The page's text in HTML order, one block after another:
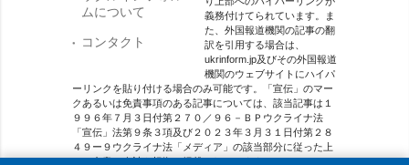
ムについて
コンタクト
義務付けてられています。ま
た、外国報道機関の記事の翻
訳を引用する場合は、
ukrinform.jp及びその外国報道
機関のウェブサイトにハイパ
ーリンクを貼り付ける場合のみ可能です。「宣伝」のマー
クあるいは免責事項のある記事については、該当記事は１
９９６年７月３日付第２７０／９６－ＢＰウクライナ法
「宣伝」法第９条３項及び２０２３年３月３１日付第２８
４９ー９ウクライナ法「メディア」の該当部分に従った上
で、合意／会計を根拠に掲載されています。